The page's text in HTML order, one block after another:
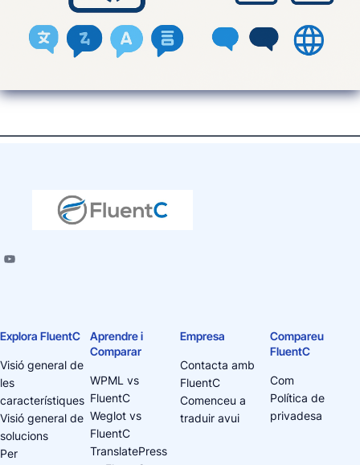
Explora FluentC
Visió general de
les
característiques
Visió general de
solucions
Per
Aprendre i
Comparar
WPML vs
FluentC
Weglot vs
FluentC
TranslatePress
Empresa
Contacta amb
FluentC
Comenceu a
traduir avui
Compareu
FluentC
Com
Política de
privadesa